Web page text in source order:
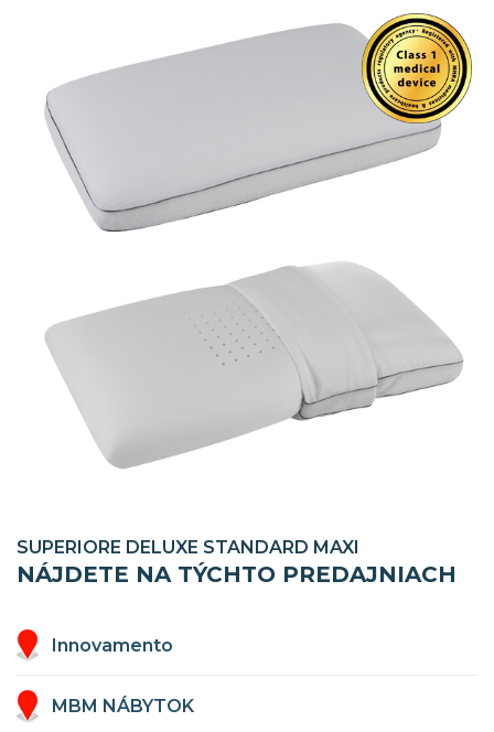
SUPERIORE DELUXE STANDARD MAXI
NÁJDETE NA TÝCHTO PREDAJNIACH
Innovamento
MBM NÁBYTOK